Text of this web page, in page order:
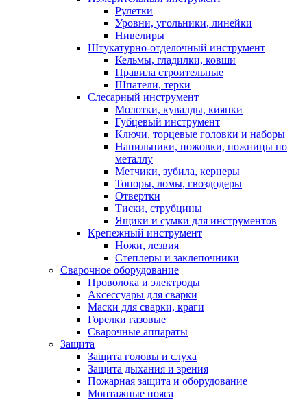
Рулетки
Уровни, угольники, линейки
Нивелиры
Штукатурно-отделочный инструмент
Кельмы, гладилки, ковши
Правила строительные
Шпатели, терки
Слесарный инструмент
Молотки, кувалды, киянки
Губцевый инструмент
Ключи, торцевые головки и наборы
Напильники, ножовки, ножницы по
металлу
Метчики, зубила, кернеры
Топоры, ломы, гвоздодеры
Отвертки
Тиски, струбцины
Ящики и сумки для инструментов
Крепежный инструмент
Ножи, лезвия
Степлеры и заклепочники
Сварочное оборудование
Проволока и электроды
Аксессуары для сварки
Маски для сварки, краги
Горелки газовые
Сварочные аппараты
Защита
Защита головы и слуха
Защита дыхания и зрения
Пожарная защита и оборудование
Монтажные пояса